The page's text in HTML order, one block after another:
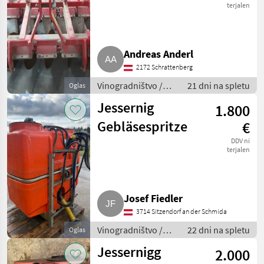
Oglas
terjalen
Andreas Anderl
2172 Schrattenberg
Vinogradništvo /
Drugi stroji za
vinogradništvo
21 dni na spletu
Oglas
Jessernig
Gebläsespritze
1.800
€
DDV ni
terjalen
Josef Fiedler
3714 Sitzendorf an der Schmida
Vinogradništvo /
Drugi stroji za
vinogradništvo
22 dni na spletu
Jessernigg
2.000